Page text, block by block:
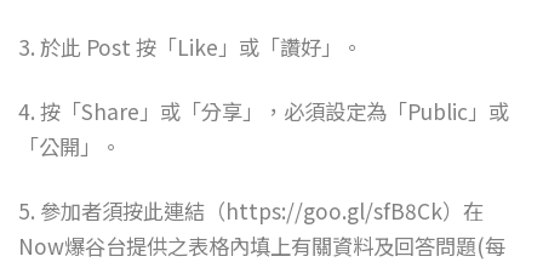
3. 於此 Post 按「Like」或「讚好」。
4. 按「Share」或「分享」，必須設定為「Public」或
「公開」。
5. 參加者須按此連結（https://goo.gl/sfB8Ck）在
Now爆谷台提供之表格內填上有關資料及回答問題(每